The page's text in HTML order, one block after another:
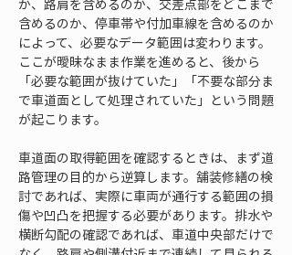
か、路肩を含めるのか、交差点部をどこまで
含めるのか、停車帯や付加車線を含めるのか
によって、必要なデータ範囲は変わります。
ここが曖昧なまま作業を進めると、後から
「必要な範囲が抜けていた」「不要な部分ま
で車道面として処理されていた」という問題
が起こります。
車道面の取得範囲を確認するときは、まず道
路管理の目的から逆算します。舗装修繕の検
討であれば、実際に車両が通行する範囲の損
傷や凹凸を把握する必要があります。排水や
横断勾配の確認であれば、車道中央部だけで